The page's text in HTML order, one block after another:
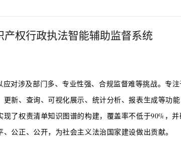
产权行政执法智能辅助监督系统
对涉及部门多、专业性强、合规监督难等挑战。专
新、查询、可视化展示、统计分析、报表生成等功
了权责清单知识图谱的构建，覆盖率不低于90%，
公正、公开，为社会主义法治国家建设做出贡献。